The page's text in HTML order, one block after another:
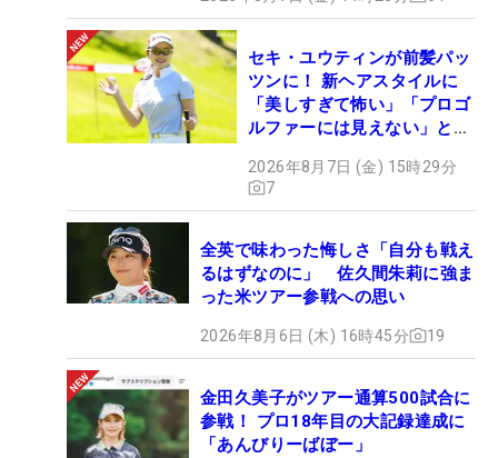
セキ・ユウティンが前髪パッ
ツンに！ 新ヘアスタイルに
「美しすぎて怖い」「プロゴ
ルファーには見えない」とコ
2026年8月7日 (金) 15時29分
7
全英で味わった悔しさ「自分も戦え
るはずなのに」 佐久間朱莉に強ま
った米ツアー参戦への思い
2026年8月6日 (木) 16時45分 19
金田久美子がツアー通算500試合に
参戦！ プロ18年目の大記録達成に
「あんびりーばぼー」